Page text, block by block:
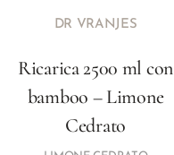
DR VRANJES
Ricarica 2500 ml con
bamboo – Limone
Cedrato